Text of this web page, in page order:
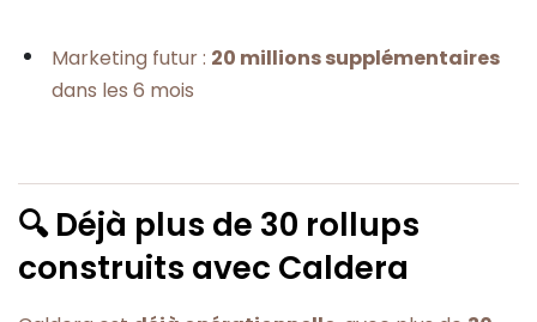
Marketing futur : 20 millions supplémentaires
dans les 6 mois
🔍 Déjà plus de 30 rollups
construits avec Caldera